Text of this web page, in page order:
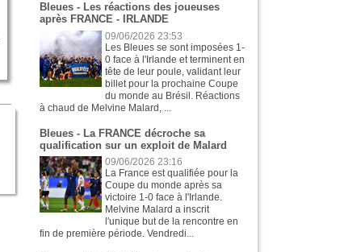
Bleues - Les réactions des joueuses
après FRANCE - IRLANDE
09/06/2026 23:53
Les Bleues se sont imposées 1-
0 face à l'Irlande et terminent en
tête de leur poule, validant leur
billet pour la prochaine Coupe
du monde au Brésil. Réactions
à chaud de Melvine Malard, ...
Bleues - La FRANCE décroche sa
qualification sur un exploit de Malard
09/06/2026 23:16
La France est qualifiée pour la
Coupe du monde après sa
victoire 1-0 face à l'Irlande.
Melvine Malard a inscrit
l'unique but de la rencontre en
fin de première période. Vendredi...